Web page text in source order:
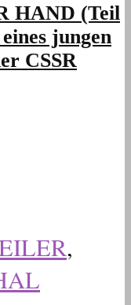
HAND (Teil
jungen
CSSR
,